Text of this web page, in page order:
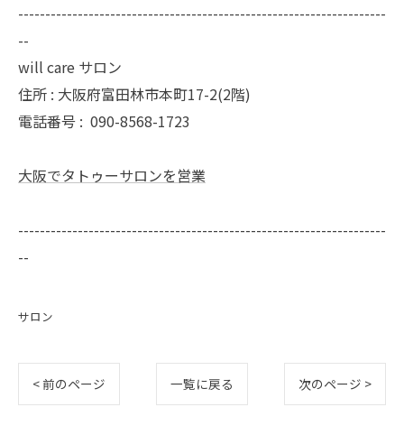
--------------------------------------------------------------------
--
will care サロン
住所 : 大阪府富田林市本町17-2(2階)
電話番号 : 090-8568-1723
大阪でタトゥーサロンを営業
--------------------------------------------------------------------
--
サロン
< 前のページ 一覧に戻る 次のページ >